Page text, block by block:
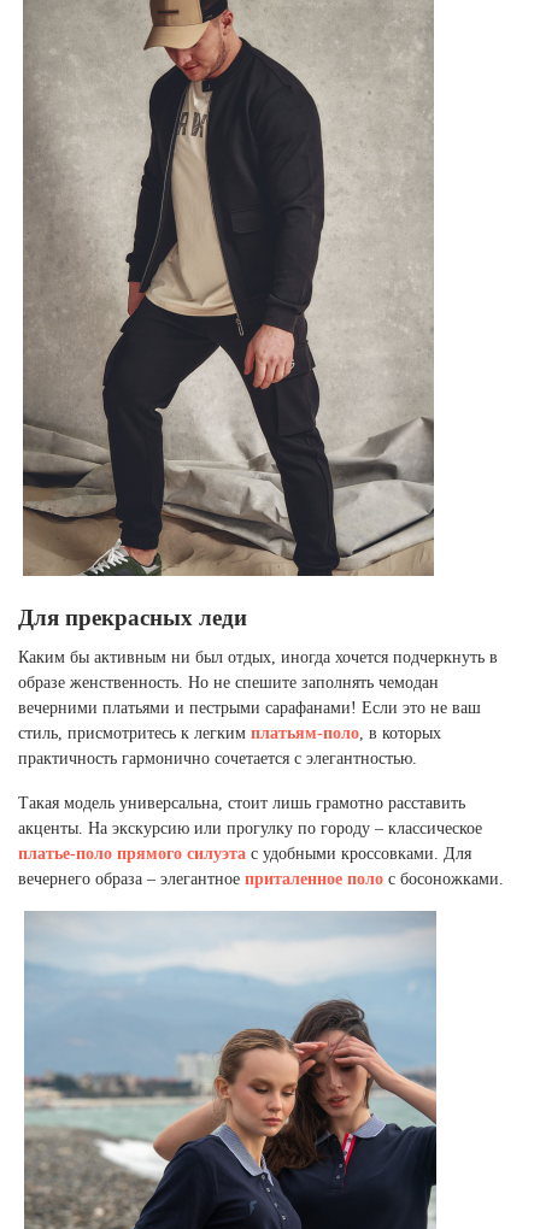
Для прекрасных леди
Каким бы активным ни был отдых, иногда хочется подчеркнуть в
образе женственность. Но не спешите заполнять чемодан
вечерними платьями и пестрыми сарафанами! Если это не ваш
стиль, присмотритесь к легким платьям-поло, в которых
практичность гармонично сочетается с элегантностью.
Такая модель универсальна, стоит лишь грамотно расставить
акценты. На экскурсию или прогулку по городу – классическое
платье-поло прямого силуэта с удобными кроссовками. Для
вечернего образа – элегантное приталенное поло с босоножками.